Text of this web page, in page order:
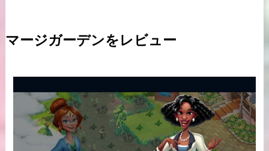
マージガーデンをレビュー